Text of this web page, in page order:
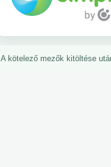
A kötelező mezők kitöltése